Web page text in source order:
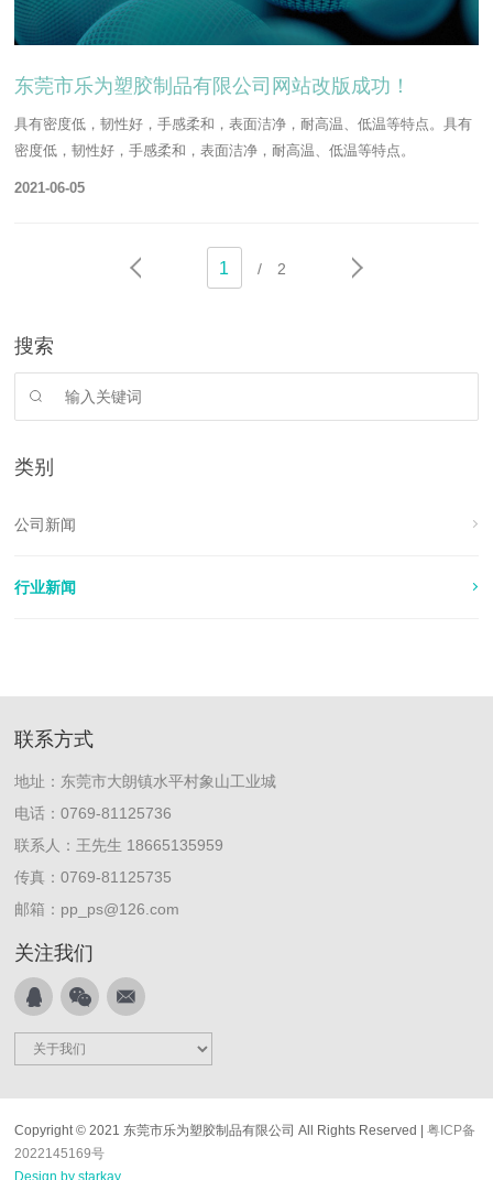
东莞市乐为塑胶制品有限公司网站改版成功！
具有密度低，韧性好，手感柔和，表面洁净，耐高温、低温等特点。具有
密度低，韧性好，手感柔和，表面洁净，耐高温、低温等特点。
2021-06-05
1 / 2
搜索
类别
公司新闻
行业新闻
联系方式
地址：东莞市大朗镇水平村象山工业城
电话：0769-81125736
联系人：王先生 18665135959
传真：0769-81125735
邮箱：pp_ps@126.com
关注我们
Copyright © 2021 东莞市乐为塑胶制品有限公司 All Rights Reserved |粤ICP备
2022145169号